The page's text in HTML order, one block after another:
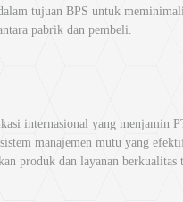
tujuan BPS untuk
pabrik dan pembeli.
internasional yang menjamin
manajemen mutu yang
produk dan layanan berkualitas